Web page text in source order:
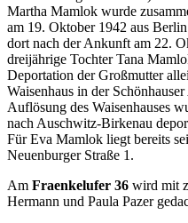
Martha Mamlok wurde
am 19. Oktober 1942 aus
dort nach der Ankunft am 22.
dreijährige Tochter Tana
Deportation der Großmutter
Waisenhaus in der
Auflösung des Waisenhauses
nach Auschwitz-Birkenau
Für Eva Mamlok liegt bereits
Neuenburger Straße 1.
Am Fraenkelufer 36 wird mit
Hermann und Paula Pazer